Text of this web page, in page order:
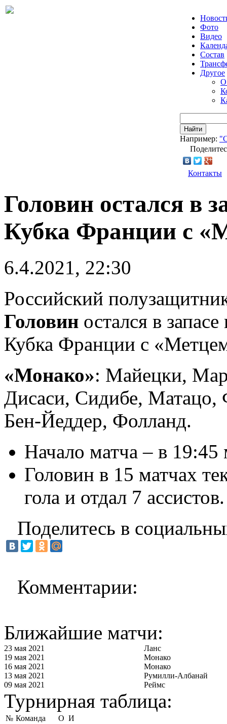
Фото
Видео
Состав
Другое
О
Найти
Например:
Контакты
Головин остался в
Кубка Франции с
6.4.2021, 22:30
Российский
Головин остался в
Кубка Франции с
«Монако»: Майецки,
Дисаси, Сидибе,
Бен-Йеддер, Фолланд.
Начало матча – в 19:45
Головин в 15 матчах
гола и отдал 7 ассистов.
Поделитесь в
Комментарии:
Ближайшие матчи:
23 мая 2021
Ланс
19 мая 2021
Монако
16 мая 2021
Монако
13 мая 2021
Румилли-Албанай
09 мая 2021
Реймс
Турнирная таблица:
№ Команда О И